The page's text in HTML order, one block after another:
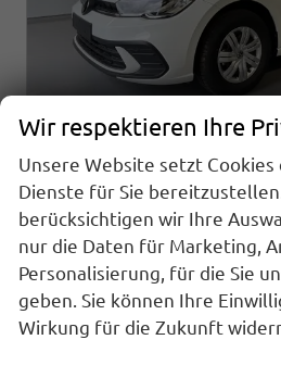
Volkswagen Polo
sofort lieferbar Neuwagen
Fahrzeugnr.25703 Getriebe
KraftstoffBenzin Außenfarbe
Leistung59 kW (80 PS) Kilometerstand
Wir respektieren Ihre
Unsere Website setzt Cookies
Dienste für Sie
berücksichtigen wir Ihre
nur die Daten für Marketing,
Personalisierung, für die Sie
geben. Sie können Ihre
Wirkung für die Zukunft